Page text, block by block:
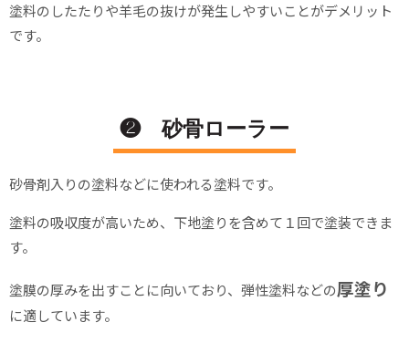
塗料のしたたりや羊毛の抜けが発生しやすいことがデメリット
です。
❷ 砂骨ローラー
砂骨剤入りの塗料などに使われる塗料です。
塗料の吸収度が高いため、下地塗りを含めて１回で塗装できま
す。
塗膜の厚みを出すことに向いており、弾性塗料などの厚塗り
に適しています。